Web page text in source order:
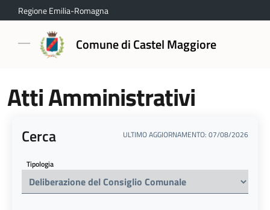
Regione Emilia-Romagna
Comune di Castel Maggiore
Atti Amministrativi
Cerca ULTIMO AGGIORNAMENTO: 07/08/2026
Tipologia